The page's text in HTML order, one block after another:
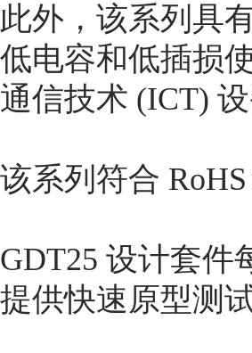
此外，该系列具
低电容和低插损
通信技术 (ICT)
该系列符合
GDT25 设计套件
提供快速原型测